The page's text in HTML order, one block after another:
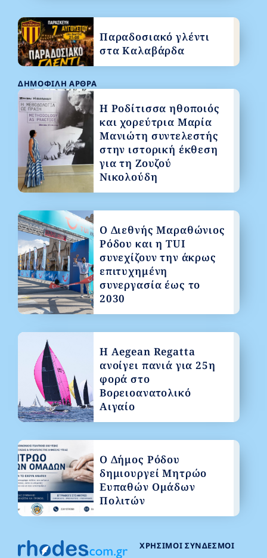
ΧΡΉΣΙΜΟΙ ΣΎΝΔΕΣΜΟΙ
ΔΗΜΟΦΙΛΉ ΆΡΘΡΑ
Η Ροδίτισσα ηθοποιός
και χορεύτρια Μαρία
Μανιώτη συντελεστής
στην ιστορική έκθεση
για τη Ζουζού
Νικολούδη
Ο Διεθνής Μαραθώνιος
Ρόδου και η TUI
συνεχίζουν την άκρως
επιτυχημένη
συνεργασία έως το
2030
Η Aegean Regatta
ανοίγει πανιά για 25η
φορά στο
Βορειοανατολικό
Αιγαίο
Ο Δήμος Ρόδου
δημιουργεί Μητρώο
Ευπαθών Ομάδων
Πολιτών
Παραδοσιακό γλέντι
στα Καλαβάρδα